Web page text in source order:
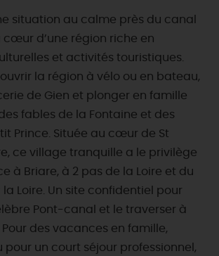
situation au calme près du canal
cœur d’une région riche en
et activités touristiques.
la région à vélo ou en bateau,
de Gien et plonger en famille
fables de la Fontaine et des
Prince. Située au cœur de St
ce village tranquille a le privilège
à Briare, à 2 pas de la Loire et du
Loire. Un site confidentiel pour
Pont-canal et le traverser à
des vacances en famille,
pour un court séjour professionnel,